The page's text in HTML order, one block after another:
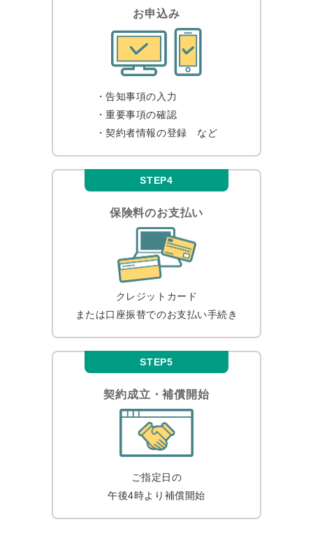
お申込み
・告知事項の入力
・重要事項の確認
・契約者情報の登録 など
STEP4
保険料のお支払い
クレジットカード
または口座振替でのお支払い手続き
STEP5
契約成立・補償開始
ご指定日の
午後4時より補償開始